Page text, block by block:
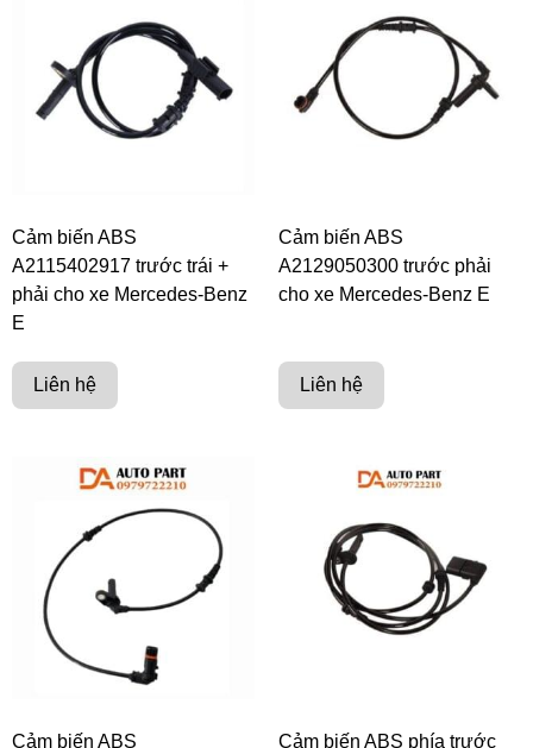
Cảm biến ABS
A2115402917 trước trái +
phải cho xe Mercedes-Benz
E
Liên hệ
Cảm biến ABS
A2129050300 trước phải
cho xe Mercedes-Benz E
Liên hệ
Cảm biến ABS Cảm biến ABS phía trước